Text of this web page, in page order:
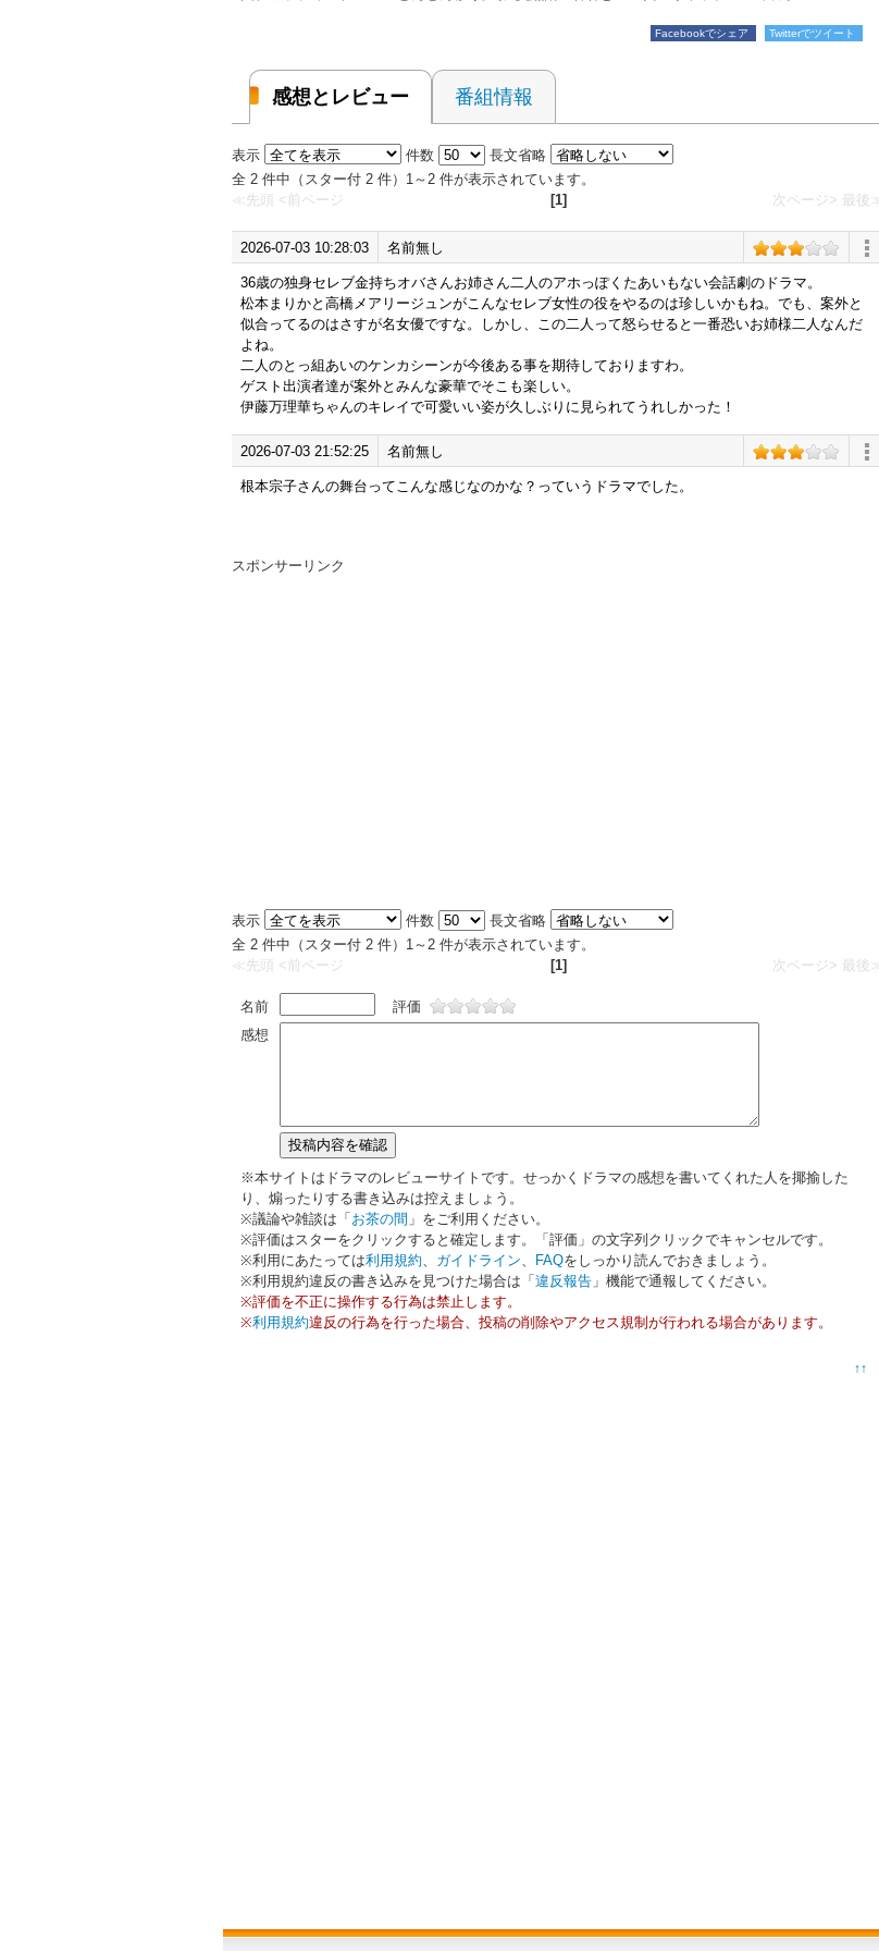
Facebookでシェア Twitterでツイート
感想とレビュー 番組情報
表示 件数
長文省略
全 2 件中（スター付 2 件）1～2 件が表示されています。
≪先頭 <前ページ 次ページ> 最後≫
[1]
2026-07-03 10:28:03 名前無し
36歳の独身セレブ金持ちオバさんお姉さん二人のアホっぽくたあいもない会話劇のドラマ。
松本まりかと高橋メアリージュンがこんなセレブ女性の役をやるのは珍しいかもね。でも、案外と
似合ってるのはさすが名女優ですな。しかし、この二人って怒らせると一番恐いお姉様二人なんだ
よね。
二人のとっ組あいのケンカシーンが今後ある事を期待しておりますわ。
ゲスト出演者達が案外とみんな豪華でそこも楽しい。
伊藤万理華ちゃんのキレイで可愛いい姿が久しぶりに見られてうれしかった！
2026-07-03 21:52:25 名前無し
根本宗子さんの舞台ってこんな感じなのかな？っていうドラマでした。
スポンサーリンク
表示 件数
長文省略
全 2 件中（スター付 2 件）1～2 件が表示されています。
≪先頭 <前ページ 次ページ> 最後≫
[1]
名前
評価
感想
※本サイトはドラマのレビューサイトです。せっかくドラマの感想を書いてくれた人を揶揄した
り、煽ったりする書き込みは控えましょう。
※議論や雑談は「 お茶の間 」をご利用ください。
※評価はスターをクリックすると確定します。「評価」の文字列クリックでキャンセルです。
※利用にあたっては利用規約、 ガイドライン、 FAQをしっかり読んでおきましょう。
※利用規約違反の書き込みを見つけた場合は「 違反報告 」機能で通報してください。
※評価を不正に操作する行為は禁止します。
※利用規約違反の行為を行った場合、投稿の削除やアクセス規制が行われる場合があります。
↑↑